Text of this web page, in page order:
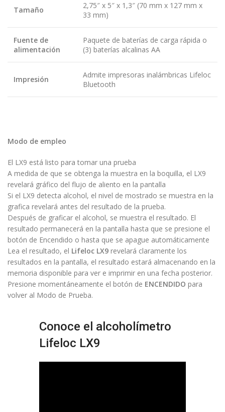
Tamaño
2,75″ x 5″ x 1,3″ (70 mm x 127 mm x
33 mm)
Fuente de
alimentación
Paquete de baterías de carga rápida o
(3) baterías alcalinas AA
Impresión
Admite impresoras inalámbricas Lifeloc
Bluetooth
Modo de empleo
El LX9 está listo para tomar una prueba
A medida de que se obtenga la muestra en la boquilla, el LX9
revelará gráfico del flujo de aliento en la pantalla
Si el LX9 detecta alcohol, el nivel de mostrado se muestra en la
grafica revelará antes del resultado de la prueba.
Después de graficar el alcohol, se muestra el resultado. El
resultado permanecerá en la pantalla hasta que se presione el
botón de Encendido o hasta que se apague automáticamente
Lea el resultado, el Lifeloc LX9 revelará claramente los
resultados en la pantalla, el resultado estará almacenando en la
memoria disponible para ver e imprimir en una fecha posterior.
Presione momentáneamente el botón de ENCENDIDO para
volver al Modo de Prueba.
Conoce el alcoholímetro
Lifeloc LX9